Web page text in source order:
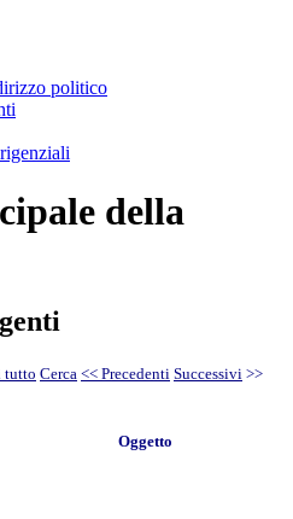
politico
della
tutto Cerca << Precedenti Successivi >>
Oggetto